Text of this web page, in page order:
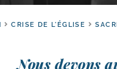
CRISE DE L'ÉGLISE
Nous devons